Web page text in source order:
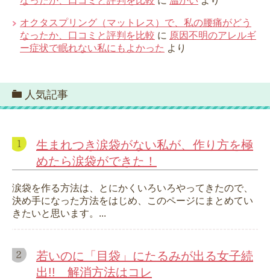
オクタスプリング（マットレス）で、私の腰痛がどう
なったか、口コミと評判を比較 に 原因不明のアレルギ
ー症状で眠れない私にもよかった より
人気記事
生まれつき涙袋がない私が、作り方を極
めたら涙袋ができた！
涙袋を作る方法は、とにかくいろいろやってきたので、
決め手になった方法をはじめ、このページにまとめてい
きたいと思います。...
若いのに「目袋」にたるみが出る女子続
出!! 解消方法はコレ